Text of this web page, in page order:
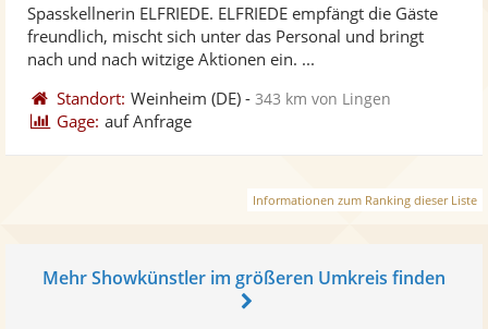
5
Sternen
Spasskellnerin ELFRIEDE. ELFRIEDE empfängt die Gäste
freundlich, mischt sich unter das Personal und bringt
nach und nach witzige Aktionen ein. ...
Standort: Weinheim (DE) -343 km von Lingen
Gage: auf Anfrage
Informationen zum Ranking dieser Liste
Mehr Showkünstler im größeren Umkreis finden